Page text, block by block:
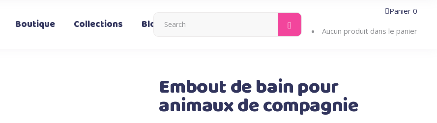
Boutique Collections Blog Nous contacter
for:
Panier 0
Aucun produit dans le panier
Embout de bain pour
animaux de compagnie